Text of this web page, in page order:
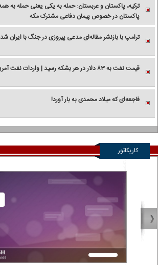
ترکیه، پاکستان و عربستان: حمله به یکی یعنی حمله به
پاکستان در خصوص پیمان دفاعی مشترک مکه
ترامپ با بازنشر مقاله‌ای مدعی پیروزی در جنگ با ایران شد
قیمت نفت به ۸۳ دلار در هر بشکه رسید | واردات نفت آمریکا از عربستان صفر شد
فاجعه‌ای که میلاد محمدی به بار آورد!
کاریکاتور